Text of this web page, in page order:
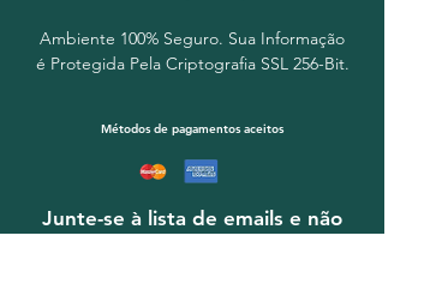
Ambiente 100% Seguro. Sua Informação
é Protegida Pela Criptografia SSL 256-Bit.
Métodos de pagamentos aceitos
Junte-se à lista de emails e não
perca as novidades